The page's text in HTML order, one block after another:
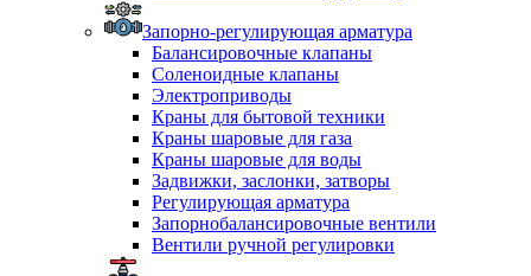
Запорно-регулирующая арматура
Балансировочные клапаны
Соленоидные клапаны
Электроприводы
Краны для бытовой техники
Краны шаровые для газа
Краны шаровые для воды
Задвижки, заслонки, затворы
Регулирующая арматура
Запорнобалансировочные вентили
Вентили ручной регулировки